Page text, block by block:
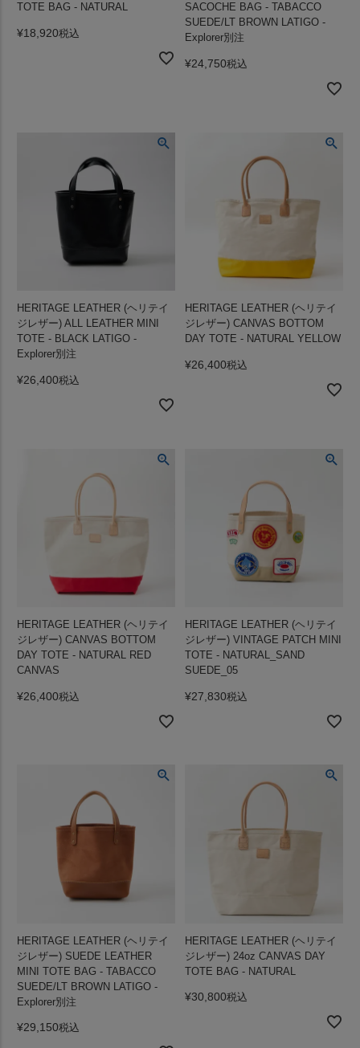
TOTE BAG - NATURAL
¥18,920税込
SACOCHE BAG - TABACCO
SUEDE/LT BROWN LATIGO -
Explorer別注
¥24,750税込
HERITAGE LEATHER (ヘリテイ
ジレザー) ALL LEATHER MINI
TOTE - BLACK LATIGO -
Explorer別注
¥26,400税込
HERITAGE LEATHER (ヘリテイ
ジレザー) CANVAS BOTTOM
DAY TOTE - NATURAL YELLOW
¥26,400税込
HERITAGE LEATHER (ヘリテイ
ジレザー) CANVAS BOTTOM
DAY TOTE - NATURAL RED
CANVAS
¥26,400税込
HERITAGE LEATHER (ヘリテイ
ジレザー) VINTAGE PATCH MINI
TOTE - NATURAL_SAND
SUEDE_05
¥27,830税込
HERITAGE LEATHER (ヘリテイ
ジレザー) SUEDE LEATHER
MINI TOTE BAG - TABACCO
SUEDE/LT BROWN LATIGO -
Explorer別注
¥29,150税込
HERITAGE LEATHER (ヘリテイ
ジレザー) 24oz CANVAS DAY
TOTE BAG - NATURAL
¥30,800税込